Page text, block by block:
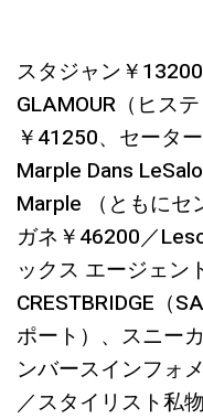
スタジャン￥
GLAMOUR（ヒス
￥41250、セータ
Marple Dans
Marple （ともにセ
ガネ￥46200／
ックス エージェン
CRESTBRIDGE（
ポート）、スニー
ンバースインフォ
／スタイリスト私物